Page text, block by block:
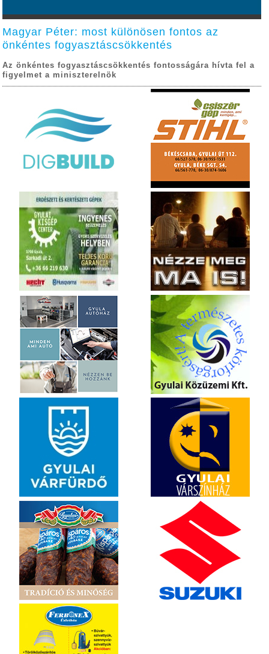
Magyar Péter: most különösen fontos az
önkéntes fogyasztáscsökkentés
Az önkéntes fogyasztáscsökkentés fontosságára hívta fel a
figyelmet a miniszterelnök